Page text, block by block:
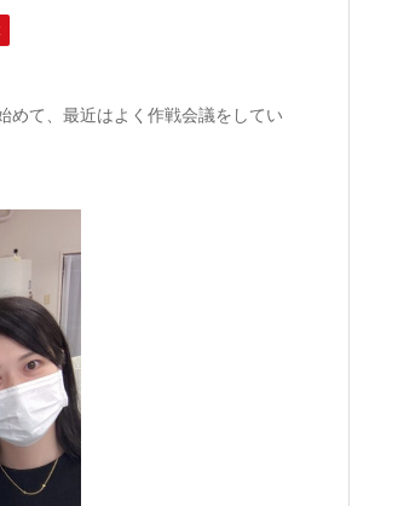
めて、最近はよく作戦会議をしてい